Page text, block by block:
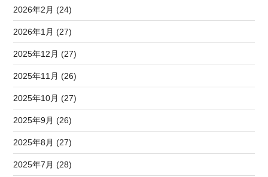
2026年2月 (24)
2026年1月 (27)
2025年12月 (27)
2025年11月 (26)
2025年10月 (27)
2025年9月 (26)
2025年8月 (27)
2025年7月 (28)